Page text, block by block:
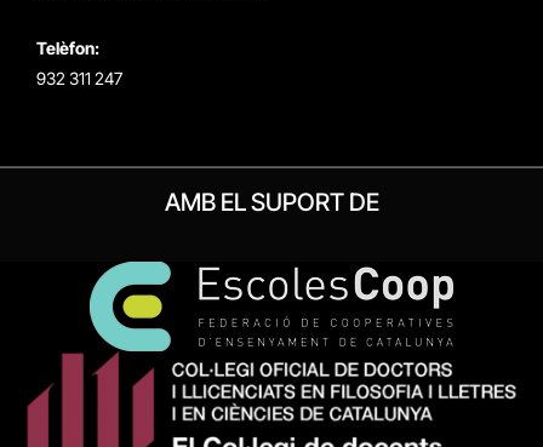
Telèfon:
932 311 247
AMB EL SUPORT DE